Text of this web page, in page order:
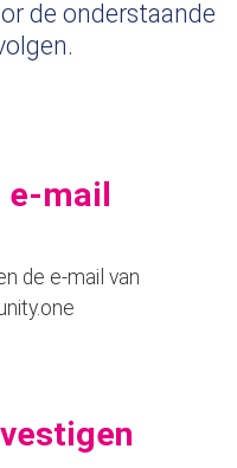
de onderstaande
e-mail
de e-mail van